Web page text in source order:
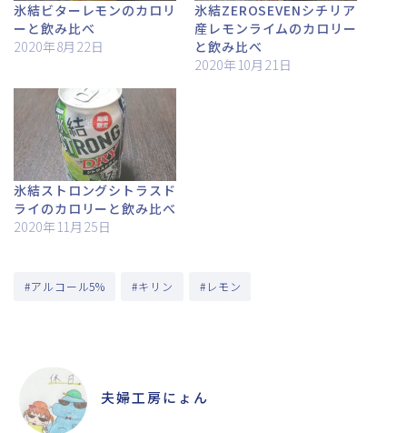
氷結ビターレモンのカロリ
ーと飲み比べ
2020年8月22日
氷結ZEROSEVENシチリア
産レモンライムのカロリー
と飲み比べ
2020年10月21日
氷結ストロングシトラスド
ライのカロリーと飲み比べ
2020年11月25日
#アルコール5% #キリン #レモン
夫婦工房にょん